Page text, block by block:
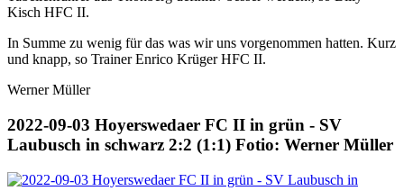
Kisch HFC II.
In Summe zu wenig für das was wir uns vorgenommen hatten. Kurz
und knapp, so Trainer Enrico Krüger HFC II.
Werner Müller
2022-09-03 Hoyerswedaer FC II in grün - SV
Laubusch in schwarz 2:2 (1:1) Fotio: Werner Müller